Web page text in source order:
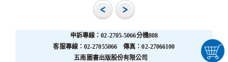
申訴專線：02-2705-5066分機808
客服專線：02-27055066 傳真：02-27066100
五南圖書出版股份有限公司